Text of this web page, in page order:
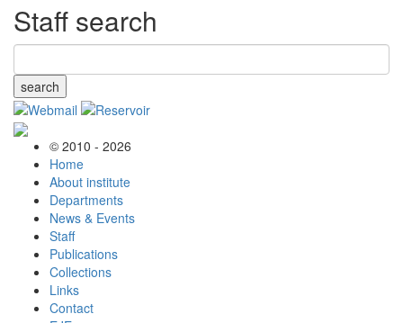
Staff search
search
© 2010 - 2026
Home
About institute
Departments
News & Events
Staff
Publications
Collections
Links
Contact